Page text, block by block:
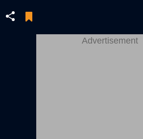
Advertisement